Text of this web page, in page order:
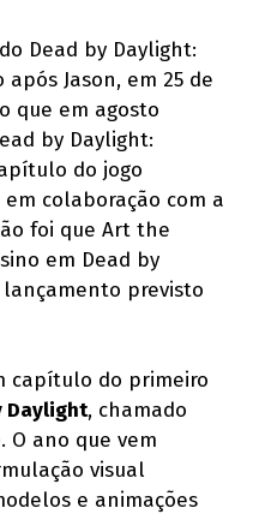
Dead by Daylight:
Jason, em 25 de
que em agosto
by Daylight:
do jogo
colaboração com a
foi que Art the
em Dead by
previsto
capítulo do primeiro
Daylight, chamado
O ano que vem
visual
e animações